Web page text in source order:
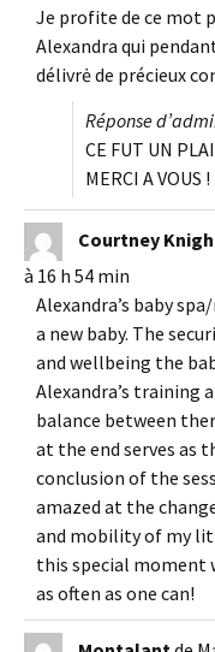
Je profite de ce mot
Alexandra qui
délivrė de précieux
Réponse
CE FUT UN
MERCI A VOUS !
Courtney
à 16 h 54 min
Alexandra’s baby
a new baby. The
and wellbeing the
Alexandra’s training
balance between
at the end serves as
conclusion of the
amazed at the
and mobility of my
this special moment
as often as one can!